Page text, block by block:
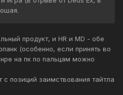
продукт, и HR и MD - обе
(особенно, если принять во
на пк по пальцам можно
позиций заимствования тайтла